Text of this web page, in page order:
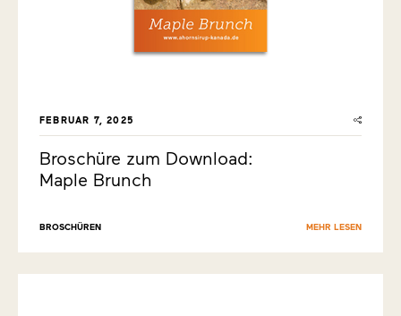
FEBRUAR 7, 2025
Broschüre zum Download:
Maple Brunch
BROSCHÜREN MEHR LESEN